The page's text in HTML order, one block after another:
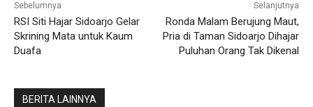
Sebelumnya
RSI Siti Hajar Sidoarjo Gelar
Skrining Mata untuk Kaum
Duafa
Selanjutnya
Ronda Malam Berujung Maut,
Pria di Taman Sidoarjo Dihajar
Puluhan Orang Tak Dikenal
BERITA LAINNYA